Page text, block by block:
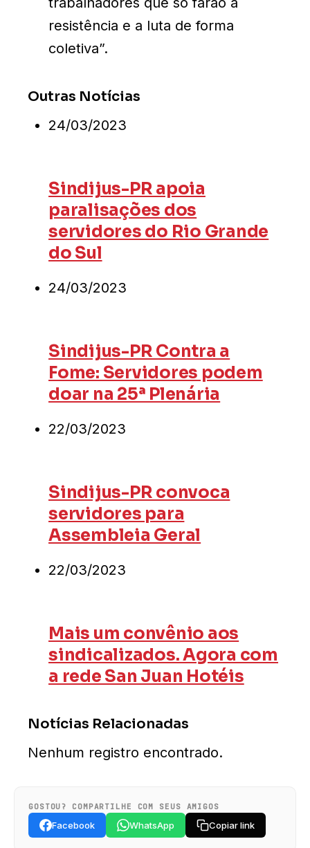
resistência e a luta de forma
coletiva”.
Outras Notícias
24/03/2023
Sindijus-PR apoia
paralisações dos
servidores do Rio Grande
do Sul
24/03/2023
Sindijus-PR Contra a
Fome: Servidores podem
doar na 25ª Plenária
22/03/2023
Sindijus-PR convoca
servidores para
Assembleia Geral
22/03/2023
Mais um convênio aos
sindicalizados. Agora com
a rede San Juan Hotéis
Notícias Relacionadas
Nenhum registro encontrado.
GOSTOU? COMPARTILHE COM SEUS AMIGOS
Facebook WhatsApp Copiar link